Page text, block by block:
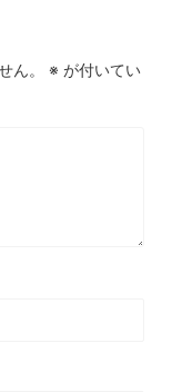
ん。 ※ が付いてい